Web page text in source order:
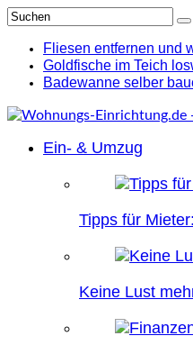
Fliesen entfernen und
Goldfische im Teich
Badewanne selber
Ein- & Umzug
Tipps für
Keine Lust